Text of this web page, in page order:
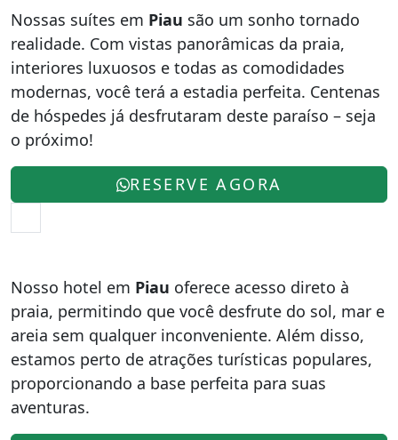
Nossas suítes em Piau são um sonho tornado
realidade. Com vistas panorâmicas da praia,
interiores luxuosos e todas as comodidades
modernas, você terá a estadia perfeita. Centenas
de hóspedes já desfrutaram deste paraíso – seja
o próximo!
RESERVE AGORA
Nosso hotel em Piau oferece acesso direto à
praia, permitindo que você desfrute do sol, mar e
areia sem qualquer inconveniente. Além disso,
estamos perto de atrações turísticas populares,
proporcionando a base perfeita para suas
aventuras.